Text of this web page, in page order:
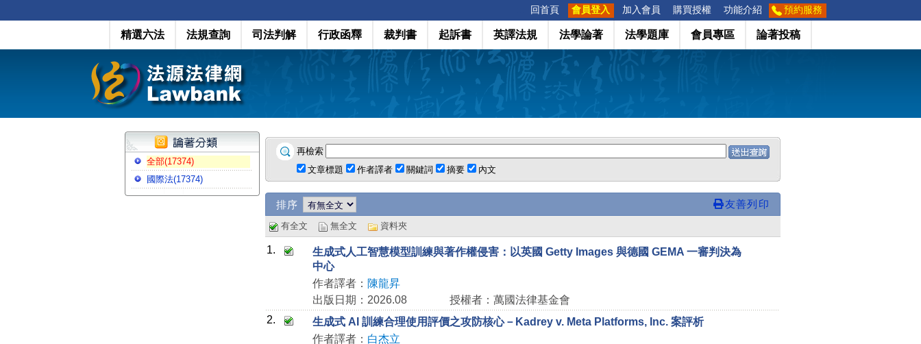
回首頁 會員登入 加入會員 購買授權 功能介紹 預約服務
精選六法 法規查詢 司法判解 行政函釋 裁判書 起訴書 英譯法規 法學論著 法學題庫 會員專區 論著投稿
全部(17374)
國際法(17374)
再檢索
文章標題
作者譯者 關鍵詞 摘要 內文
排序 友善列印
有全文 無全文 資料夾
1.
生成式人工智慧模型訓練與著作權侵害：以英國 Getty Images 與德國 GEMA 一審判決為
中心
作者譯者： 陳龍昇
出版日期：2026.08
授權者：萬國法律基金會
2.
生成式 AI 訓練合理使用評價之攻防核心－Kadrey v. Meta Platforms, Inc. 案評析
作者譯者： 白杰立